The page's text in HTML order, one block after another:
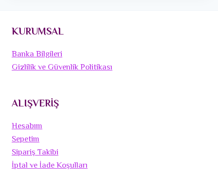
KURUMSAL
Banka Bilgileri
Gizlilik ve Güvenlik Politikası
ALIŞVERİŞ
Hesabım
Sepetim
Sipariş Takibi
İptal ve İade Koşulları